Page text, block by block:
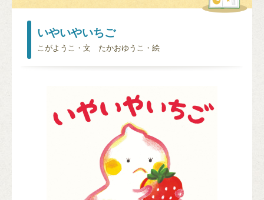
いやいやいちご
こがようこ・文 たかおゆうこ・絵